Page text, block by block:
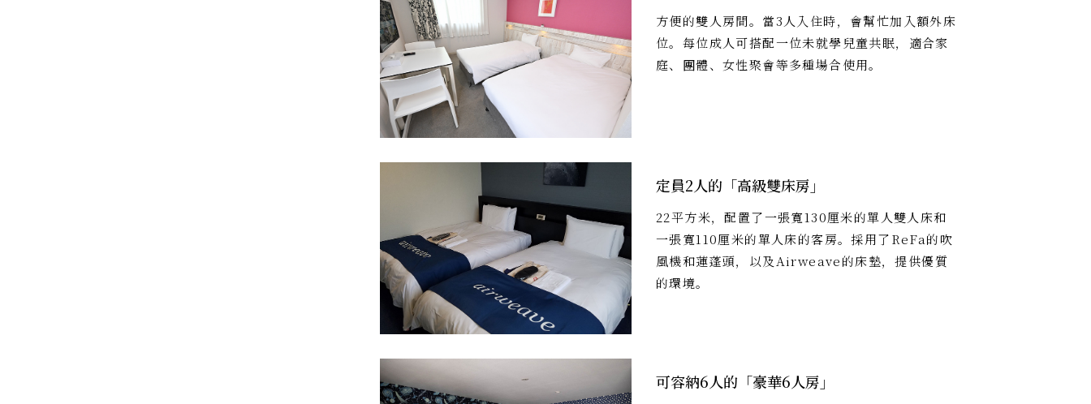
方便的雙人房間。當3人入住時，會幫忙加入額外床
位。每位成人可搭配一位未就學兒童共眠，適合家
庭、團體、女性聚會等多種場合使用。
定員2人的「高級雙床房」
22平方米，配置了一張寬130厘米的單人雙人床和
一張寬110厘米的單人床的客房。採用了ReFa的吹
風機和蓮蓬頭，以及Airweave的床墊，提供優質
的環境。
可容納6人的「豪華6人房」